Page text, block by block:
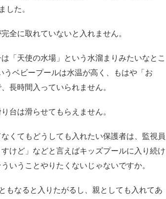
した。
全に取れていないと入れません。
「天使の水場」という水溜まりみたいなとこ
ベビープールは水温が高く、もはや「お
長時間入っていられません。
台は滑らせてもらえません。
くてもどうしても入れたい保護者は、監視員
けど」などと言えばキッズプールに入り続け
いうことやりたくないじゃないですか。
もなると入りたがるし、親としても入れてあ